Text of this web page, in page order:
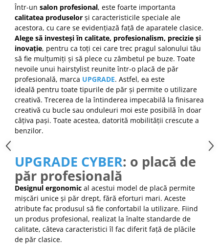
Într-un salon profesional, este foarte importanta
calitatea produselor și caracteristicile speciale ale
acestora, cu care se evidențiază față de aparatele clasice.
Alege să investeși în calitate, profesionalism, precizie și
inovație, pentru ca toți cei care trec pragul salonului tău
să fie mulțumiți și să plece cu zâmbetul pe buze. Toate
nevoile unui hairstylist reunite într-o placă de păr
profesională, marca UPGRADE. Astfel, ea este
ideală pentru toate tipurile de păr și permite o utilizare
creativă. Trecerea de la întinderea impecabilă la finisarea
creativă cu bucle sau onduleuri moi este posibilă în doar
câțiva pași. Toate acestea, datorită mobilității crescute a
benzilor.
UPGRADE CYBER: o placă de
păr profesională
Designul ergonomic al acestui model de placă permite
mișcări unice și păr drept, fără eforturi mari. Aceste
atribute fac produsul să fie confortabil la utilizare. Fiind
un produs profesional, realizat la înalte standarde de
calitate, câteva caracteristici îl fac diferit față de plăcile
de păr clasice.